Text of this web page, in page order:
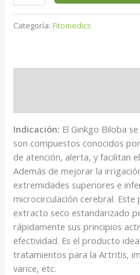
Categoría:Fitomedics
Indicación: El Ginkgo Biloba
son compuestos conocidos
de atención, alerta, y facilitan
Además de mejorar la
extremidades superiores e
microcirculación cerebral.
extracto seco estandarizado
rápidamente sus principios
efectividad. Es el producto
tratamientos para la Artritis,
varice, etc.